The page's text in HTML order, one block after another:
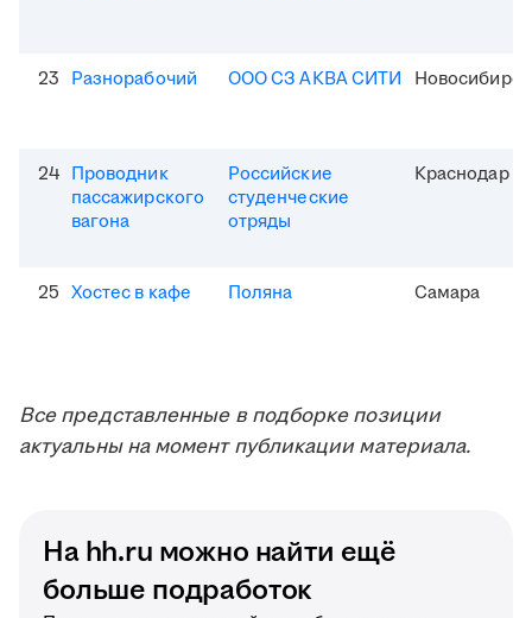
23 Разнорабочий ООО СЗ АКВА СИТИ Новосибирск
24 Проводник
пассажирского
вагона
Российские
студенческие
отряды
Краснодар
25 Хостес в кафе Поляна Самара
Все представленные в подборке позиции
актуальны на момент публикации материала.
На hh.ru можно найти ещё
больше подработок